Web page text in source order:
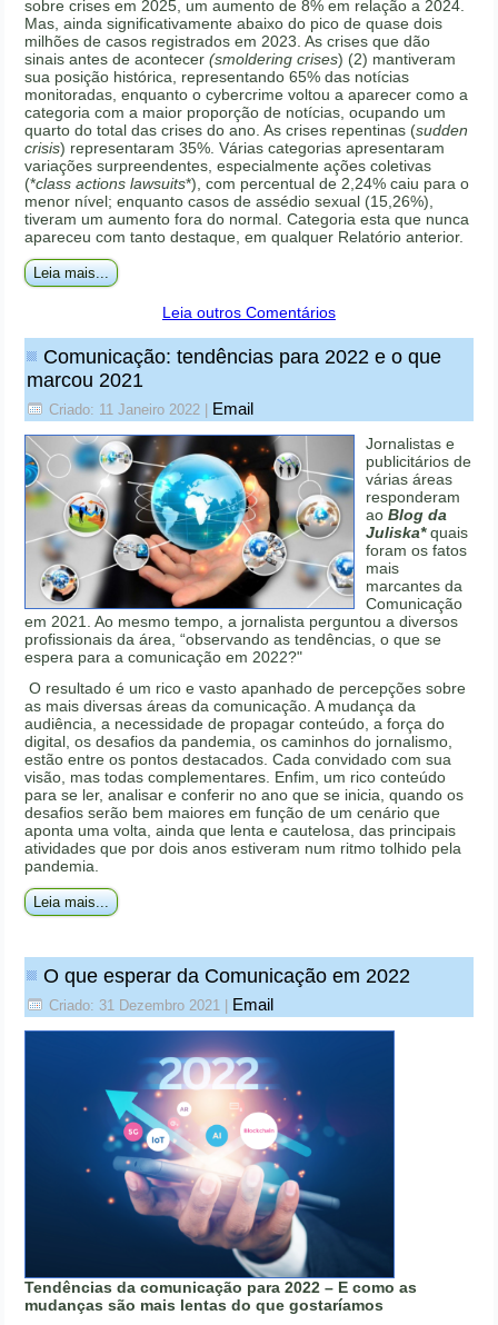
sobre crises em 2025, um aumento de 8% em relação a 2024.
Mas, ainda significativamente abaixo do pico de quase dois
milhões de casos registrados em 2023. As crises que dão
sinais antes de acontecer(smoldering crises) (2) mantiveram
sua posição histórica, representando 65% das notícias
monitoradas, enquanto o cybercrime voltou a aparecer como a
categoria com a maior proporção de notícias, ocupando um
quarto do total das crises do ano. As crises repentinas (sudden
crisis) representaram 35%. Várias categorias apresentaram
variações surpreendentes, especialmente ações coletivas
(*class actions lawsuits*), com percentual de 2,24% caiu para o
menor nível; enquanto casos de assédio sexual (15,26%),
tiveram um aumento fora do normal. Categoria esta que nunca
apareceu com tanto destaque, em qualquer Relatório anterior.
Leia mais...
Leia outros Comentários
Comunicação: tendências para 2022 e o que
marcou 2021
Criado: 11 Janeiro 2022 Email
Jornalistas e
publicitários de
várias áreas
responderam
aoBlog da
Juliska*quais
foram os fatos
mais
marcantes da
Comunicação
em 2021. Ao mesmo tempo, a jornalista perguntou a diversos
profissionais da área, “observando as tendências, o que se
espera para a comunicação em 2022?"
O resultado é um rico e vasto apanhado de percepções sobre
as mais diversas áreas da comunicação. A mudança da
audiência, a necessidade de propagar conteúdo, a força do
digital, os desafios da pandemia, os caminhos do jornalismo,
estão entre os pontos destacados. Cada convidado com sua
visão, mas todas complementares. Enfim, um rico conteúdo
para se ler, analisar e conferir no ano que se inicia, quando os
desafios serão bem maiores em função de um cenário que
aponta uma volta, ainda que lenta e cautelosa, das principais
atividades que por dois anos estiveram num ritmo tolhido pela
pandemia.
Leia mais...
O que esperar da Comunicação em 2022
Criado: 31 Dezembro 2021 Email
Tendências da comunicação para 2022 – E como as
mudanças são mais lentas do que gostaríamos